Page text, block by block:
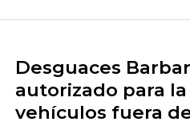
Desguaces
autorizado para
vehículos fuera